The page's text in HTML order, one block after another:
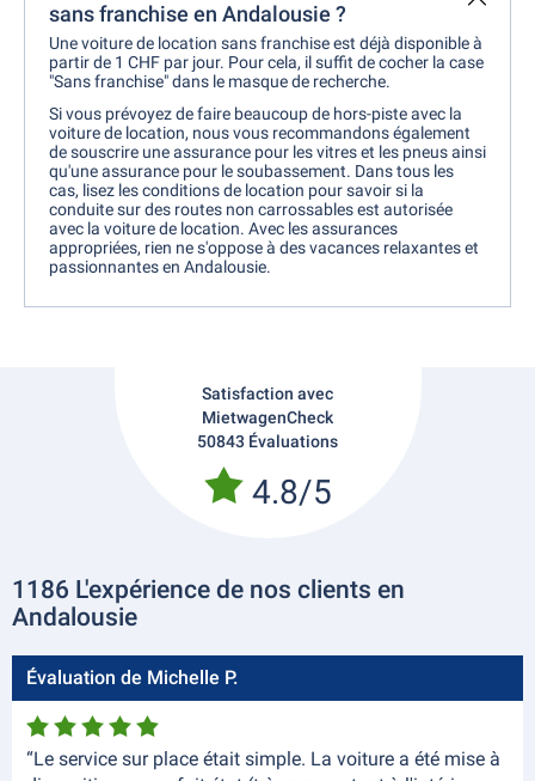
sans franchise en Andalousie ?
Une voiture de location sans franchise est déjà disponible à
partir de 1 CHF par jour. Pour cela, il suffit de cocher la case
"Sans franchise" dans le masque de recherche.
Si vous prévoyez de faire beaucoup de hors-piste avec la
voiture de location, nous vous recommandons également
de souscrire une assurance pour les vitres et les pneus ainsi
qu'une assurance pour le soubassement. Dans tous les
cas, lisez les conditions de location pour savoir si la
conduite sur des routes non carrossables est autorisée
avec la voiture de location. Avec les assurances
appropriées, rien ne s'oppose à des vacances relaxantes et
passionnantes en Andalousie.
Satisfaction avec
MietwagenCheck
50843 Évaluations
4.8/5
1186 L'expérience de nos clients en
Andalousie
Évaluation de Michelle P.
“Le service sur place était simple. La voiture a été mise à